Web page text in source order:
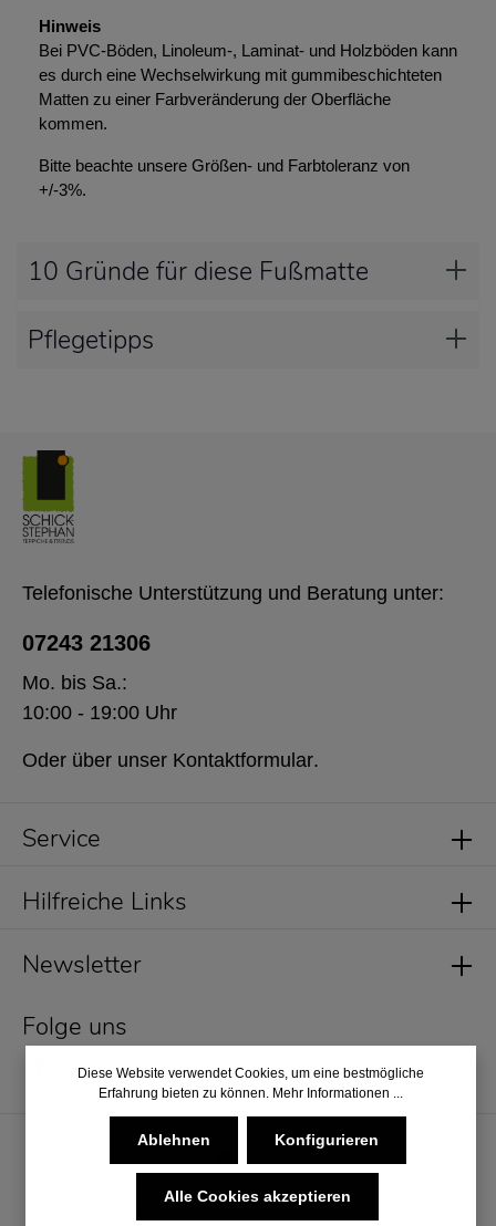
Hinweis
Bei PVC-Böden, Linoleum-, Laminat- und Holzböden kann
es durch eine Wechselwirkung mit gummibeschichteten
Matten zu einer Farbveränderung der Oberfläche
kommen.
Bitte beachte unsere Größen- und Farbtoleranz von
+/-3%.
10 Gründe für diese Fußmatte
Pflegetipps
Service
Newsletter
Folge uns
Telefonische Unterstützung und Beratung unter:
07243 21306
Mo. bis Sa.:
10:00 - 19:00 Uhr
Oder über unser Kontaktformular.
Hilfreiche Links
Diese Website verwendet Cookies, um eine bestmögliche
Erfahrung bieten zu können. Mehr Informationen ...
Ablehnen Konfigurieren
Alle Cookies akzeptieren